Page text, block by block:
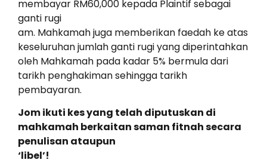
membayar RM60,000 kepada Plaintif sebagai
ganti rugi
am. Mahkamah juga memberikan faedah ke atas
keseluruhan jumlah ganti rugi yang diperintahkan
oleh Mahkamah pada kadar 5% bermula dari
tarikh penghakiman sehingga tarikh
pembayaran.
Jom ikuti kes yang telah diputuskan di
mahkamah berkaitan saman fitnah secara
penulisan ataupun
‘libel’!